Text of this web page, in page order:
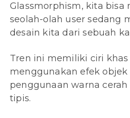
Glassmorphism, kita bisa
seolah-olah user sedang
desain kita dari sebuah
Tren ini memiliki ciri khas
menggunakan efek objek
penggunaan warna
tipis.